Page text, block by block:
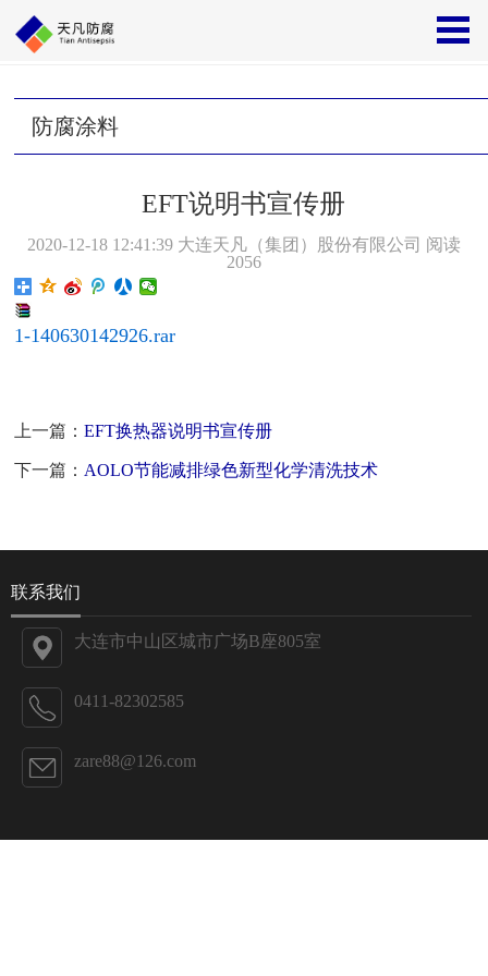
首页>> 资料下载
防腐涂料
EFT说明书宣传册
2020-12-18 12:41:39 大连天凡（集团）股份有限公司 阅读
2056
1-140630142926.rar
上一篇：EFT换热器说明书宣传册
下一篇： AOLO节能减排绿色新型化学清洗技术
联系我们
大连市中山区城市广场B座805室
0411-82302585
zare88@126.com